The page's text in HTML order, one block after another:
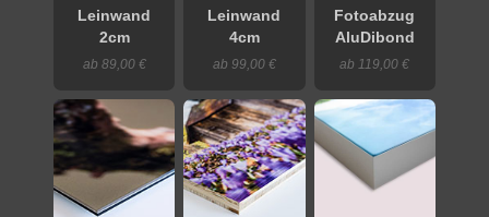
Leinwand
2cm
ab 89,00 €
Leinwand
4cm
ab 99,00 €
Fotoabzug
AluDibond
ab 119,00 €